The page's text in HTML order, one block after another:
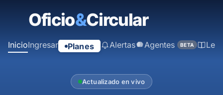
principal
InicioIngresar Planes Alertas Agentes BETA
Actualizado en vivo